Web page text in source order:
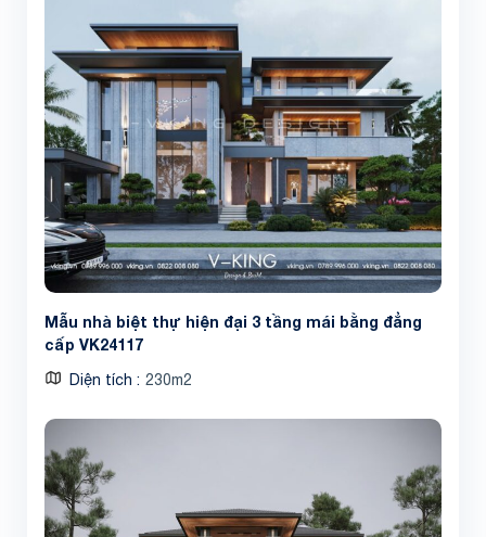
Mẫu nhà biệt thự hiện đại 3 tầng mái bằng đẳng
cấp VK24117
Diện tích 230m2